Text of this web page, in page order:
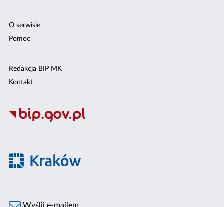
O serwisie
Pomoc
Redakcja BIP MK
Kontakt